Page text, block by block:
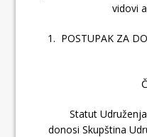
vidovi
POSTUPAK ZA
Statut Udruženja,
donosi Skupština